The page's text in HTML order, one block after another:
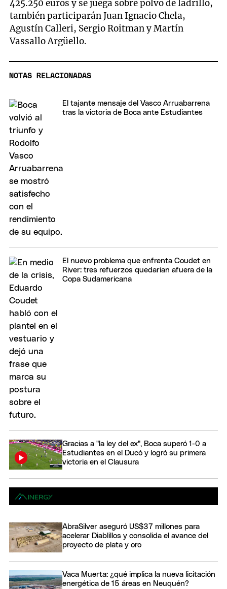
425.250 euros y se juega sobre polvo de ladrillo,
también participarán Juan Ignacio Chela,
Agustín Calleri, Sergio Roitman y Martín
Vassallo Argüello.
NOTAS RELACIONADAS
El tajante mensaje del Vasco Arruabarrena
tras la victoria de Boca ante Estudiantes
El nuevo problema que enfrenta Coudet en
River: tres refuerzos quedarían afuera de la
Copa Sudamericana
Gracias a "la ley del ex", Boca superó 1-0 a
Estudiantes en el Ducó y logró su primera
victoria en el Clausura
AbraSilver aseguró US$37 millones para
acelerar Diablillos y consolida el avance del
proyecto de plata y oro
Vaca Muerta: ¿qué implica la nueva licitación
energética de 15 áreas en Neuquén?